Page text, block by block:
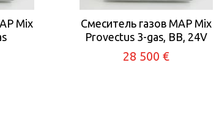
Mix
Смеситель газов MAP Mix
Provectus 3-gas, BB, 24V
28 500 €